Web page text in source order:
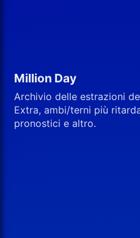
Million Day
Archivio delle estrazioni
Extra, ambi/terni più
pronostici e altro.